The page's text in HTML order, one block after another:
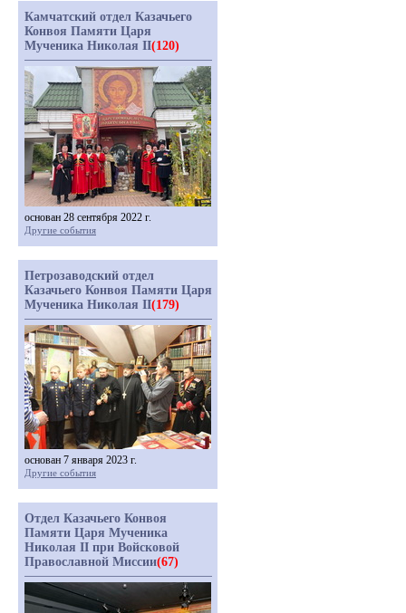
Камчатский отдел Казачьего
Конвоя Памяти Царя
Мученика Николая II(120)
основан 28 сентября 2022 г.
Другие события
Петрозаводский отдел
Казачьего Конвоя Памяти Царя
Мученика Николая II(179)
основан 7 января 2023 г.
Другие события
Отдел Казачьего Конвоя
Памяти Царя Мученика
Николая II при Войсковой
Православной Миссии(67)